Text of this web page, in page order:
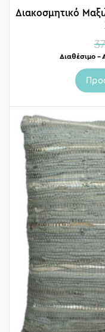
Διακοσμητικό
Διαθέσιμο –